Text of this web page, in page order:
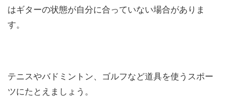
はギターの状態が自分に合っていない場合がありま
す。
テニスやバドミントン、ゴルフなど道具を使うスポー
ツにたとえましょう。